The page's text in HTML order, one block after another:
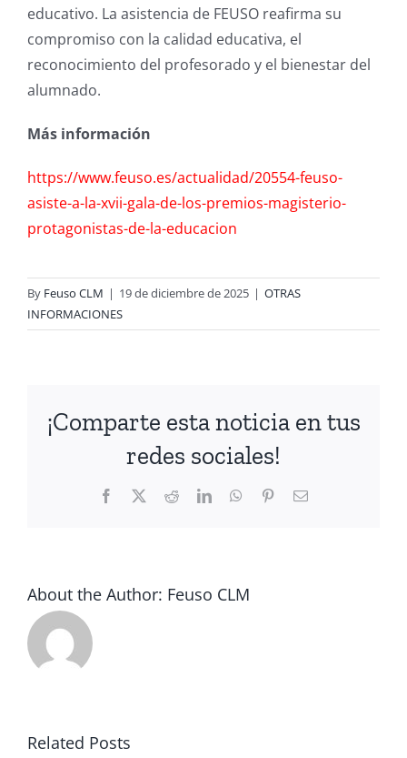
educativo. La asistencia de FEUSO reafirma su
compromiso con la calidad educativa, el
reconocimiento del profesorado y el bienestar del
alumnado.
Más información
https://www.feuso.es/actualidad/20554-feuso-
asiste-a-la-xvii-gala-de-los-premios-magisterio-
protagonistas-de-la-educacion
By Feuso CLM | 19 de diciembre de 2025 | OTRAS
INFORMACIONES
¡Comparte esta noticia en tus
redes sociales!
Facebook RedditLinkedInWhatsApp
PinterestEmail
About the Author: Feuso CLM
Related Postsanaliza en